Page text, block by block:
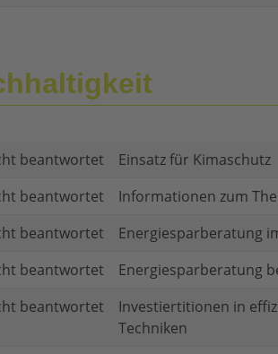
beantwortet
Einsatz für Kimaschutz
beantwortet
Informationen zum
beantwortet
Energiesparberatung
beantwortet
Energiesparberatung
beantwortet
Investiertitionen in
Techniken